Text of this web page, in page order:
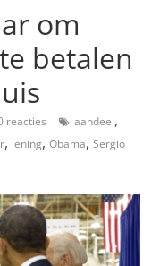
om
betalen
reacties aandeel,
, lening, Obama, Sergio